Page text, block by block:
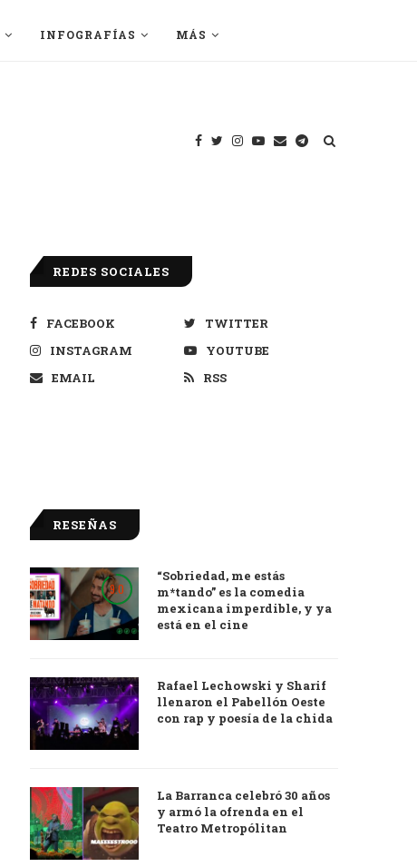
INFOGRAFÍAS MÁS
REDES SOCIALES
FACEBOOK
TWITTER
INSTAGRAM
YOUTUBE
EMAIL
RSS
RESEÑAS
9.0
“Sobriedad, me estás
m*tando” es la comedia
mexicana imperdible, y ya
está en el cine
Rafael Lechowski y Sharif
llenaron el Pabellón Oeste
con rap y poesía de la chida
La Barranca celebró 30 años
y armó la ofrenda en el
Teatro Metropólitan